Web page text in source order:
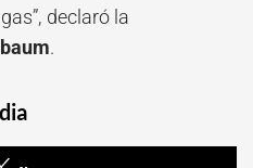
declaró la
.